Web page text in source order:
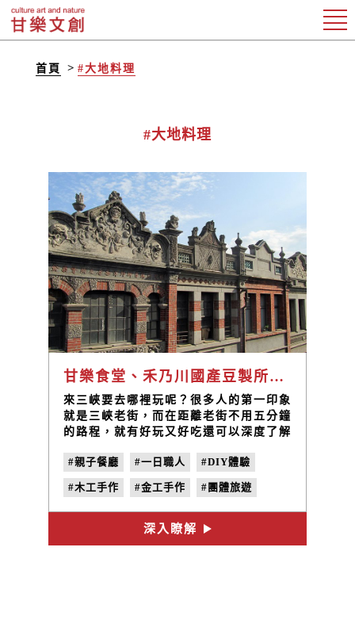
首頁 #大地料理
#大地料理
甘樂食堂、禾乃川國產豆製所和合習聚落在三峽老街附近嗎？
來三峽要去哪裡玩呢？很多人的第一印象
就是三峽老街，而在距離老街不用五分鐘
的路程，就有好玩又好吃還可以深度了解
長福停車場和三峽國小室內停車場都是離
三峽老街最近的停車場。
#親子餐廳 #一日職人 #DIY體驗
#木工手作 #金工手作 #團體旅遊
#豆製商品 #大地料理 #三峽老街
深入瞭解